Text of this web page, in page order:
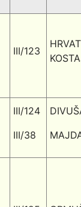
III/123
III/124
III/38